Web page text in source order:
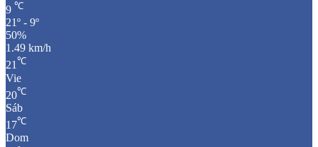
9 ℃
21º - 9º
50%
1.49 km/h
21℃
Vie
20℃
Sáb
17℃
Dom